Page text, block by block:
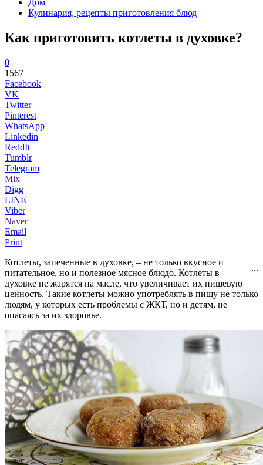
Дом
Кулинария, рецепты приготовления блюд
Как приготовить котлеты в духовке?
0
1567
Facebook
VK
Twitter
Pinterest
WhatsApp
Linkedin
ReddIt
Tumblr
Telegram
Mix
Digg
LINE
Viber
Naver
Email
Print
...
Котлеты, запеченные в духовке, – не только вкусное и
питательное, но и полезное мясное блюдо. Котлеты в
духовке не жарятся на масле, что увеличивает их пищевую
ценность. Такие котлеты можно употреблять в пищу не только
людям, у которых есть проблемы с ЖКТ, но и детям, не
опасаясь за их здоровье.